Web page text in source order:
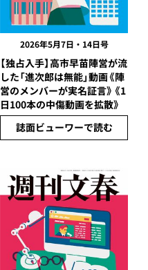
2026年5月7日・14日号
【独占入手】高市早苗陣営が流
した「進次郎は無能」動画《陣
営のメンバーが実名証言》《1
日100本の中傷動画を拡散》
誌面ビューワーで読む